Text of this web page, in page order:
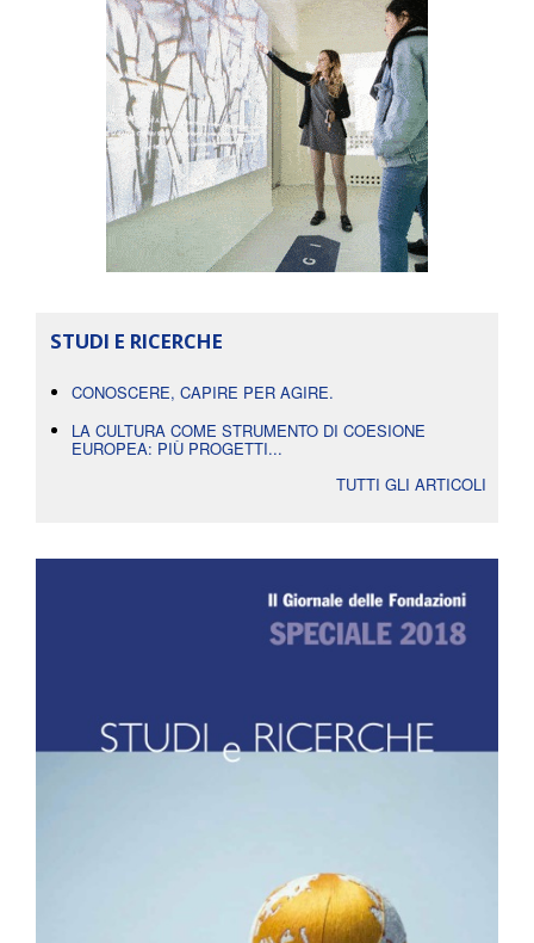
STUDI E RICERCHE
CONOSCERE, CAPIRE PER AGIRE.
LA CULTURA COME STRUMENTO DI COESIONE
EUROPEA: PIÙ PROGETTI...
TUTTI GLI ARTICOLI